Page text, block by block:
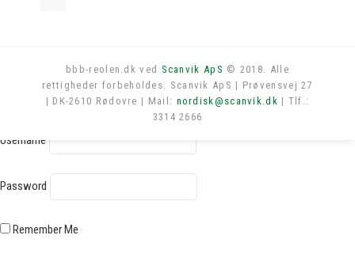
bbb-reolen.dk ved Scanvik ApS © 2018. Alle
rettigheder forbeholdes. Scanvik ApS | Prøvensvej 27
| DK-2610 Rødovre | Mail: nordisk@scanvik.dk | Tlf.:
3314 2666
Log in
Username
Password
Remember Me